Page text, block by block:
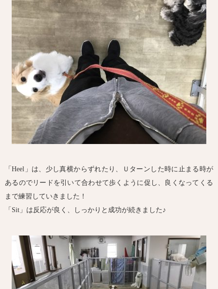
「Heel」は、少し真横からずれたり、Ｕターンした時に止まる時が
あるのでリードを引いて合わせて歩くように促し、良くなってくる
まで練習していきました！
「Sit」は反応が良く、しっかりと成功が続きました♪